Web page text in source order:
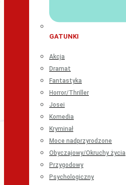
GATUNKI
Akcja
Dramat
Fantastyka
Horror/Thriller
Josei
Komedia
Kryminał
Moce nadprzyrodzone
Obyczajowy/Okruchy życia
Przygodowy
Psychologiczny